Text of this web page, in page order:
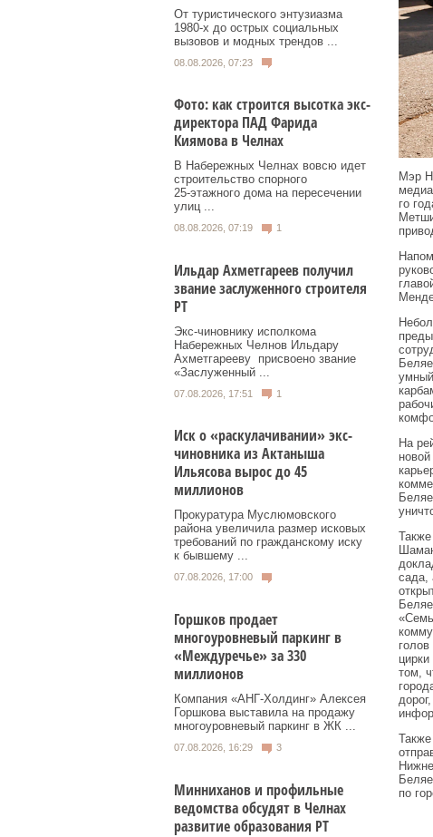
От туристического энтузиазма
1980‑х до острых социальных
вызовов и модных трендов ...
08.08.2026, 07:23
Фото: как строится высотка экс-
директора ПАД Фарида
Киямова в Челнах
В Набережных Челнах вовсю идет
строительство спорного
25‑этажного дома на пересечении
улиц ...
08.08.2026, 07:19 1
Ильдар Ахметгареев получил
звание заслуженного строителя
РТ
Экс‑чиновнику исполкома
Набережных Челнов Ильдару
Ахметгарееву присвоено звание
«Заслуженный ...
07.08.2026, 17:51 1
Иск о «раскулачивании» экс-
чиновника из Актаныша
Ильясова вырос до 45
миллионов
Прокуратура Муслюмовского
района увеличила размер исковых
требований по гражданскому иску
к бывшему ...
07.08.2026, 17:00
Горшков продает
многоуровневый паркинг в
«Междуречье» за 330
миллионов
Компания «АНГ-Холдинг» Алексея
Горшкова выставила на продажу
многоуровневый паркинг в ЖК ...
07.08.2026, 16:29 3
Минниханов и профильные
ведомства обсудят в Челнах
развитие образования РТ
Мэр
го
На
сада,
том,
по